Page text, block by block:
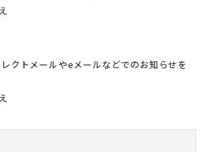
クトメールやeメールなどでのお知らせを